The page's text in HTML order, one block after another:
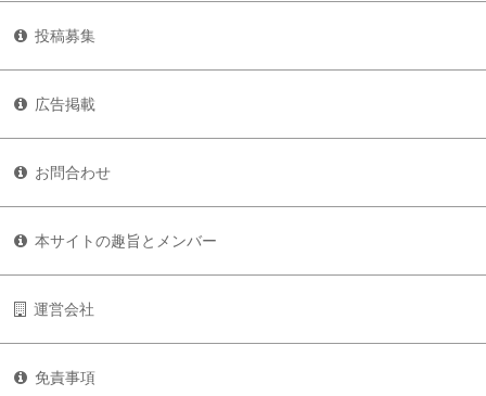
投稿募集
広告掲載
お問合わせ
本サイトの趣旨とメンバー
運営会社
免責事項